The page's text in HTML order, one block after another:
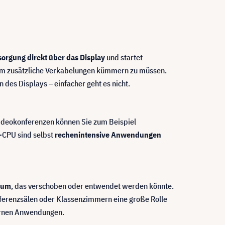
direkt über das Display und startet
zusätzliche Verkabelungen kümmern zu müssen.
Displays – einfacher geht es nicht.
können Sie zum Beispiel
sind selbst rechenintensive Anwendungen
, das verschoben oder entwendet werden könnte.
oder Klassenzimmern eine große Rolle
Anwendungen.